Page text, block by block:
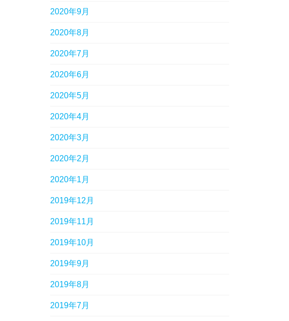
2020年9月
2020年8月
2020年7月
2020年6月
2020年5月
2020年4月
2020年3月
2020年2月
2020年1月
2019年12月
2019年11月
2019年10月
2019年9月
2019年8月
2019年7月